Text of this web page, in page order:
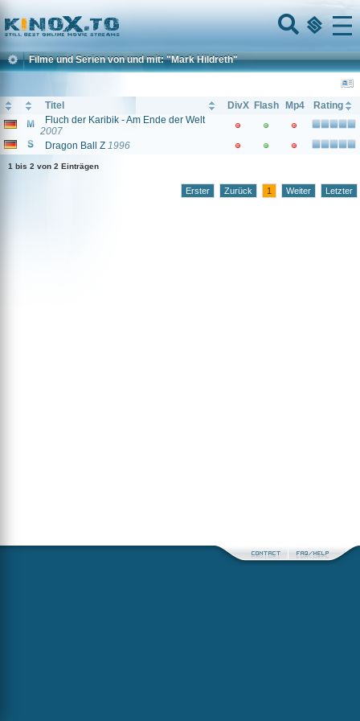
Home
Menu
Filme und Serien von und mit: "Mark Hildreth"
Titel DivX Flash Mp4
Rating
Fluch der Karibik - Am Ende der Welt
2007
Dragon Ball Z 1996
1 bis 2 von 2 Einträgen
Erster Zurück 1 Weiter Letzter